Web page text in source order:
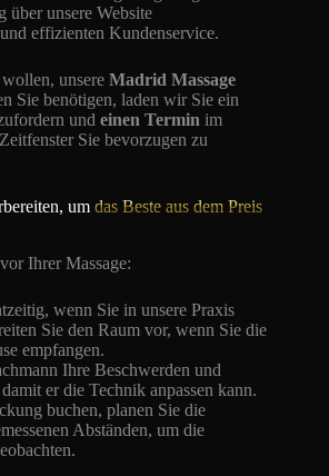
über unsere Website
und effizienten Kundenservice.
unsere Madrid Massage
Sie benötigen, laden wir Sie ein
und einen Termin im
Sie bevorzugen zu
um das Beste aus dem Preis
Ihrer Massage:
wenn Sie in unsere Praxis
Sie den Raum vor, wenn Sie die
empfangen.
Ihre Beschwerden und
er die Technik anpassen kann.
buchen, planen Sie die
Abständen, um die